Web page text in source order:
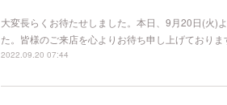
大変長らくお待たせしました。本日、9月20日(火)
た。皆様のご来店を心よりお待ち申し上げておりま
2022.09.20 07:44